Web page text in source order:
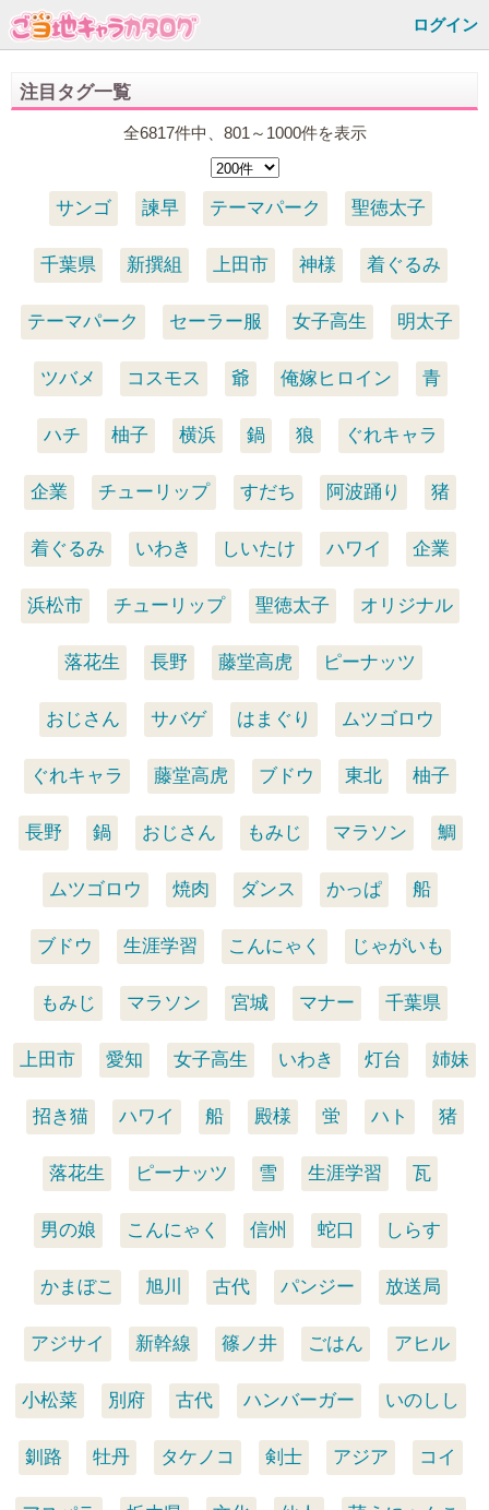
ログイン
注目タグ一覧
全6817件中、801～1000件を表示
サンゴ 諫早 テーマパーク 聖徳太子
千葉県 新撰組 上田市 神様 着ぐるみ
テーマパーク セーラー服 女子高生 明太子
ツバメ コスモス 爺 俺嫁ヒロイン 青
ハチ 柚子 横浜 鍋 狼 ぐれキャラ
企業 チューリップ すだち 阿波踊り 猪
着ぐるみ いわき しいたけ ハワイ 企業
浜松市 チューリップ 聖徳太子 オリジナル
落花生 長野 藤堂高虎 ピーナッツ
おじさん サバゲ はまぐり ムツゴロウ
ぐれキャラ 藤堂高虎 ブドウ 東北 柚子
長野 鍋 おじさん もみじ マラソン 鯛
ムツゴロウ 焼肉 ダンス かっぱ 船
ブドウ 生涯学習 こんにゃく じゃがいも
もみじ マラソン 宮城 マナー 千葉県
上田市 愛知 女子高生 いわき 灯台 姉妹
招き猫 ハワイ 船 殿様 蛍 ハト 猪
落花生 ピーナッツ 雪 生涯学習 瓦
男の娘 こんにゃく 信州 蛇口 しらす
かまぼこ 旭川 古代 パンジー 放送局
アジサイ 新幹線 篠ノ井 ごはん アヒル
小松菜 別府 古代 ハンバーガー いのしし
釧路 牡丹 タケノコ 剣士 アジア コイ